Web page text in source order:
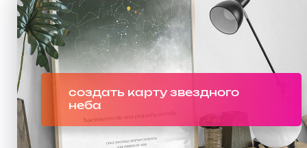
создать карту звездного
неба